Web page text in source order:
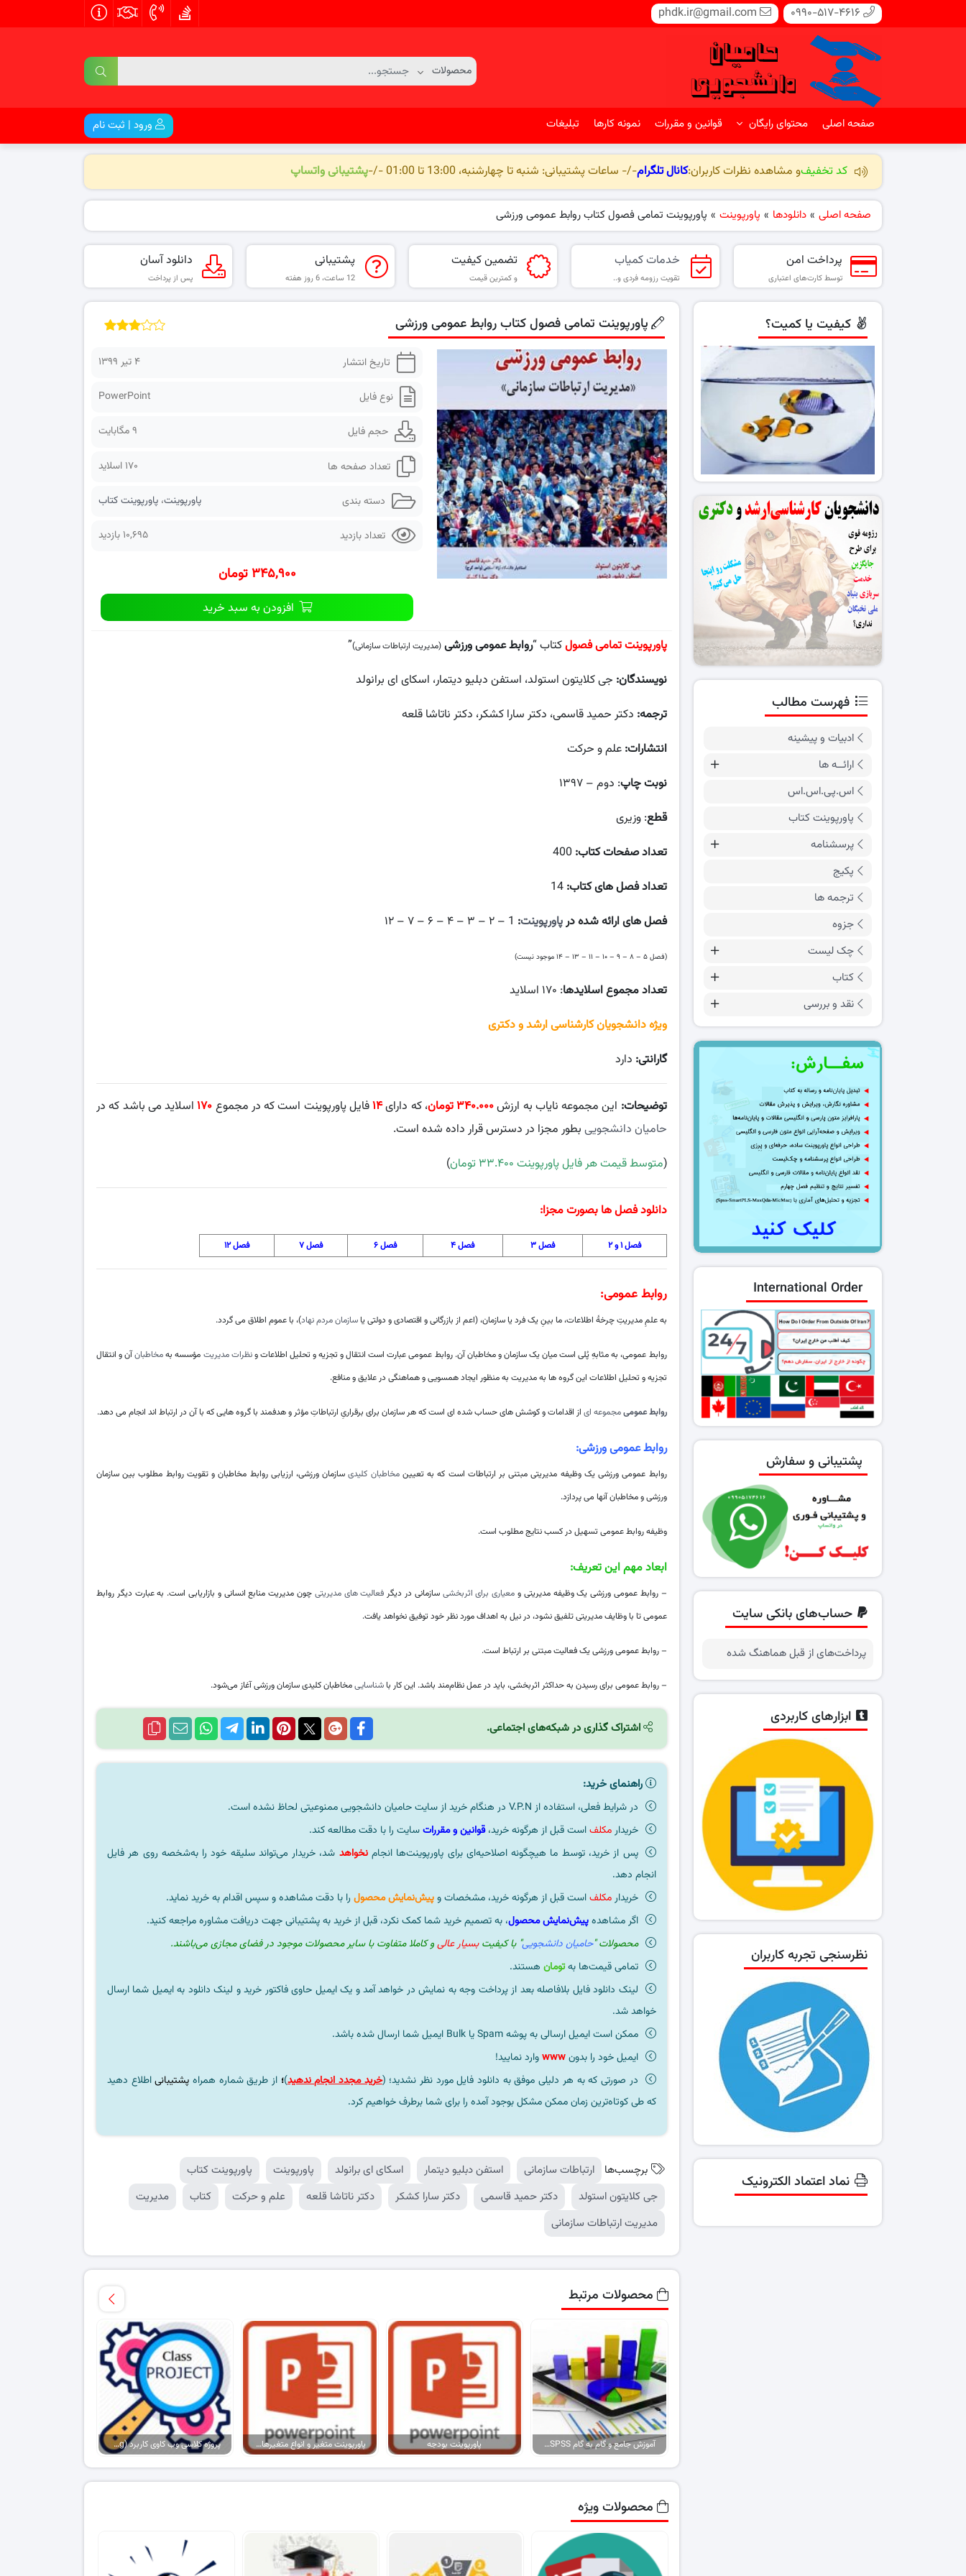
0990-517-4616
phdk.ir@gmail.com
صفحه اصلی محتوای رایگان قوانین و مقررات نمونه کارها تبلیغات ورود | ثبت نام
کد تخفیفو مشاهده نظرات کاربران:کانال تلگرام-/- ساعات پشتیبانی: شنبه تا چهارشنبه، 13:00 تا 01:00 -/- پشتیبانی واتساپ
صفحه اصلی » دانلودها » پاورپوینت » پاورپوینت تمامی فصول کتاب روابط عمومی ورزشی
پرداخت امن
توسط کارت‌های اعتباری
خدمات کمیاب
تقویت رزومه فردی و..
تضمین کیفیت
و کمترین قیمت
پشتیبانی
12 ساعت، 6 روز هفته
دانلود آسان
پس از پرداخت
پاورپوینت تمامی فصول کتاب روابط عمومی ورزشی
تاریخ انتشار ۴ تیر ۱۳۹۹
نوع فایل PowerPoint
حجم فایل 9 مگابایت
تعداد صفحه ها 170 اسلاید
دسته بندی پاورپوینت، پاورپوینت کتاب
تعداد بازدید 10,695 بازدید
۳۴۵,۹۰۰ تومان
افزودن به سبد خرید
پاورپوینت تمامی فصولکتاب “روابط عمومی ورزشی (مدیریت ارتباطات سازمانی)”
نویسندگان: جی کلایتون استولد، استفن دبلیو دیتمار، اسکای ای برانولد
ترجمه: دکتر حمید قاسمی، دکتر سارا کشکر، دکتر ناتاشا قلعه
انتشارات: علم و حرکت
نوبت چاپ: دوم – ۱۳۹۷
قطع: وزیری
تعداد صفحات کتاب:
تعداد فصل های کتاب: 14
فصل های ارائه شده درپاورپوینت:
(فصل ۵ – ۸ – ۹ – ۱۰ – ۱۱ – ۱۳ – ۱۴ موجود نیست)
تعداد مجموع اسلایدها: ۱۷۰ اسلاید
ویژه دانشجویان کارشناسی ارشد و دکتری
گارانتی: دارد
توضیحات: این مجموعه نایاب به ارزش۳۴۰.۰۰۰ تومان ، که دارای۱۴فایل پاورپوینت است که در مجموع ۱۷۰ اسلاید می باشد که در
حامیان دانشجویی بطور مجزا در دسترس قرار داده شده است.
(متوسط قیمت هر فایل پاورپوینت ۳۳.۴۰۰ تومان )
دانلود فصل ها بصورت مجزا:
فصل ۱ و ۲ فصل ۳ فصل ۴ فصل ۶ فصل ۷ فصل ۱۲
روابط عمومی:
به علمِ مدیریتِ چرخهٔ اطلاعات، ما بینِ یک فرد یا سازمان، (اعم از بازرگانی و اقتصادی و دولتی یاسازمان مردم‌ نهاد)، با عموم اطلاق می‌ گردد.
روابط عمومی، به مثابهِ پُلی است میان یک سازمان و مخاطبان آن. روابط عمومی عبارت است انتقال و تجزیه و تحلیل اطلاعات ونظرات مدیریت مؤسسه بهمخاطبانآن و انتقال
تجزیه و تحلیل اطلاعات این گروه ها به مدیریت به منظور ایجاد همسویی و هماهنگی در علایق و منافع.
روابط عمومیمجموعه‌ ای از اقدامات و کوشش‌ های حساب‌ شده‌ ای است که هر سازمان برای برقراریِ ارتباطاتِ مؤثر و هدفمند با گروه‌ هایی که با آن در ارتباط‌ اند انجام می‌ دهد.
روابط عمومی ورزشی:
روابط عمومی ورزشی یک وظیفه مدیریتی مبتنی بر ارتباطات است که به تعیینمخاطبان کلیدیسازمان ورزشی، ارزیابی روابط مخاطبان و تقویت روابط مطلوب بین سازمان
ورزشی و مخاطبان آنها می‌ پردازد.
وظیفه روابط عمومی تسهیل در کسب نتایج مطلوب است.
ابعاد مهم این تعریف:
– روابط عمومی ورزشی یک وظیفه مدیریتی و معیاری برای اثربخشی سازمانی در دیگر فعالیت‌ های مدیریتی چون مدیریت منابع انسانی و بازاریابی است. به عبارت دیگر روابط
عمومی تا با وظایف مدیریتی تلفیق نشود، در نیل به اهداف مورد نظر خود توفیق نخواهد یافت.
– روابط عمومی ورزشی یک فعالیت مبتنی بر ارتباط است.
– روابط عمومی برای رسیدن به حداکثر اثربخشی، باید در عمل نظام‌مند باشد. این‌ کار باشناساییمخاطبان کلیدی سازمان ورزشی آغاز می‌شود.
اشتراک گذاری در شبکه‌های اجتماعی.
راهنمای خرید:
در شرایط فعلی، استفاده از V.P.N در هنگام خرید از سایت حامیان دانشجویی ممنوعیتی لحاظ نشده است.
خریدارمکلفاست قبل از هرگونه خرید،قوانین و مقرراتسایت را با دقت مطالعه کند.
پس از خرید، توسط ما هیچگونه اصلاحیه‌ای برای پاورپوینت‌ها انجامنخواهد شد، خریدار می‌تواند سلیقه خود را به‌شخصه روی هر فایل
انجام دهد.
خریدارمکلفاست قبل از هرگونه خرید، مشخصات وپیش‌نمایش محصول را با دقت مشاهده و سپس اقدام به خرید نماید.
اگر مشاهدهپیش‌نمایش محصول، به تصمیم خرید شما کمک نکرد، قبل از خرید به پشتیبانی جهت دریافت مشاوره مراجعه کنید.
محصولات "حامیان دانشجویی" با کیفیت بسیار عالی و کاملا متفاوت با سایر محصولات موجود در فضای مجازی می‌باشند.
تمامی قیمت‌ها بهتومان هستند.
لینک دانلود فایل بلافاصله بعد از پرداخت وجه به نمایش در خواهد آمد و یک ایمیل حاوی فاکتور خرید و لینک دانلود به ایمیل شما ارسال
خواهد شد.
ممکن است ایمیل ارسالی به پوشه Spam یا Bulk ایمیل شما ارسال شده باشد.
ایمیل خود را بدونwww وارد نمایید!
در صورتی که به هر دلیلی موفق به دانلود فایل مورد نظر نشدید؛ (خرید مجدد انجام ندهید)؛ از طریق شماره همراه پشتیبانیاطلاع دهید
که طی کوتاه‌ترین زمان ممکن مشکل بوجود آمده را برای شما برطرف خواهیم کرد.
برچسب‌ها ارتباطات سازمانی استفن دبلیو دیتمار اسکای ای برانولد پاورپوینت
پاورپوینت کتاب
جی کلایتون استولد
دکتر حمید قاسمی دکتر سارا کشکر دکتر ناتاشا قلعه علم و حرکت کتاب
مدیریت
مدیریت ارتباطات سازمانی
محصولات مرتبط
آموزش جامع و گام به گام SPSS برای کاربران نیمه حرفه ای پاورپوینت بودجه پاورپوینت متغیر و انواع متغیرها در روش تحقیق پروژه کلاسی وب کاوی کاربرد (Web Usage Mining) بهمراه پاورپوینت
محصولات ویژه
کیفیت یا کمیت؟
فهرست مطالب
ادبیات و پیشینه
ارائــه ها
اس.پی.اس.اس
پاورپوینت کتاب
پرسشنامه
پکیج
ترجمه ها
جزوه
چک لیست
کتاب
نقد و بررسی
International Order
پشتیبانی و سفارش
حساب‌های بانکی سایت
پرداخت‌های از قبل هماهنگ شده
ابزارهای کاربردی
نظرسنجی تجربه کاربران
نماد اعتماد الکترونیک